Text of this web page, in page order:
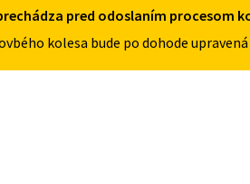
pred odoslaním procesom
kolesa bude po dohode